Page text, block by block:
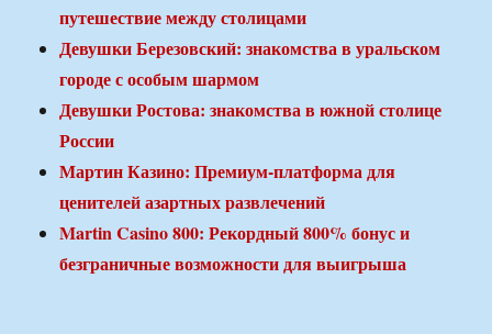
путешествие между столицами
Девушки Березовский: знакомства в уральском
городе с особым шармом
Девушки Ростова: знакомства в южной столице
России
Мартин Казино: Премиум-платформа для
ценителей азартных развлечений
Martin Casino 800: Рекордный 800% бонус и
безграничные возможности для выигрыша